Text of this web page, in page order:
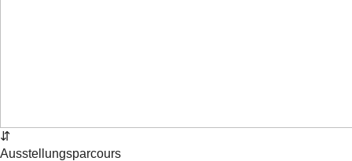
⇵
Ausstellungsparcours